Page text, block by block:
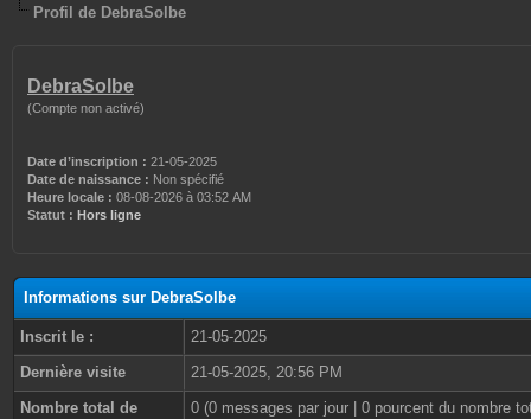
Profil de DebraSolbe
DebraSolbe
(Compte non activé)
Date d’inscription : 21-05-2025
Date de naissance : Non spécifié
Heure locale : 08-08-2026 à 03:52 AM
Statut : Hors ligne
Informations sur DebraSolbe
Inscrit le :
21-05-2025
Dernière visite
21-05-2025, 20:56 PM
Nombre total de
0 (0 messages par jour | 0 pourcent du nombre